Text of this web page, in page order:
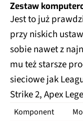
Zestaw
Jest to już
przy niskich
sobie nawet z
mu też starsze
sieciowe jak
Strike 2, Apex
Komponent